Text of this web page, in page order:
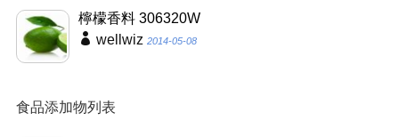
檸檬香料 306320W
wellwiz 2014-05-08
食品添加物列表